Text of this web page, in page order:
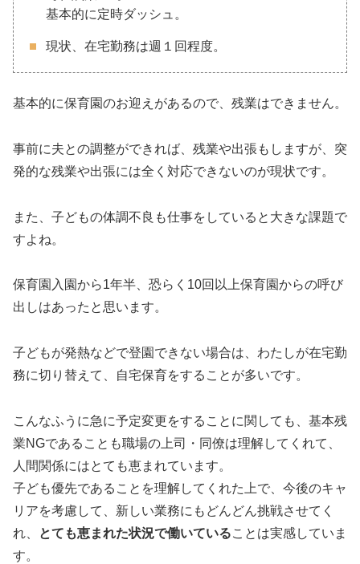
基本的に定時ダッシュ。
現状、在宅勤務は週１回程度。
基本的に保育園のお迎えがあるので、残業はできません。
事前に夫との調整ができれば、残業や出張もしますが、突
発的な残業や出張には全く対応できないのが現状です。
また、子どもの体調不良も仕事をしていると大きな課題で
すよね。
保育園入園から1年半、恐らく10回以上保育園からの呼び
出しはあったと思います。
子どもが発熱などで登園できない場合は、わたしが在宅勤
務に切り替えて、自宅保育をすることが多いです。
こんなふうに急に予定変更をすることに関しても、基本残
業NGであることも職場の上司・同僚は理解してくれて、
人間関係にはとても恵まれています。
子ども優先であることを理解してくれた上で、今後のキャ
リアを考慮して、新しい業務にもどんどん挑戦させてく
れ、
とても恵まれた状況で働いていることは実感していま
す。